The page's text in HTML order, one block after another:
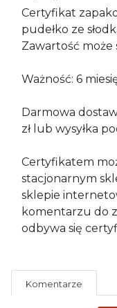
Certyfikat
pudełko ze
Zawartość może
Ważność: 6
Darmowa
zł lub wysyłka
Certyfikatem
stacjonarnym
sklepie
komentarzu do
odbywa się
Komentarze